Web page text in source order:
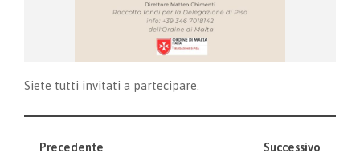
Siete tutti invitati a partecipare.
Precedente Successivo